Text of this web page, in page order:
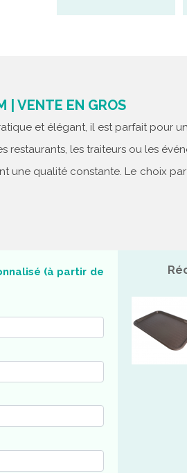
| VENTE EN GROS
et élégant, il est parfait pour
restaurants, les traiteurs ou les
une qualité constante. Le choix
(à partir de